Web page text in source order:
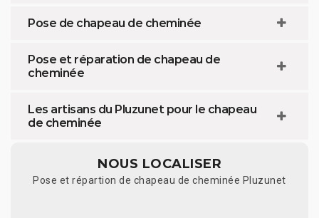
Pose de chapeau de cheminée
Pose et réparation de chapeau de
cheminée
Les artisans du Pluzunet pour le chapeau
de cheminée
NOUS LOCALISER
Pose et répartion de chapeau de cheminée Pluzunet